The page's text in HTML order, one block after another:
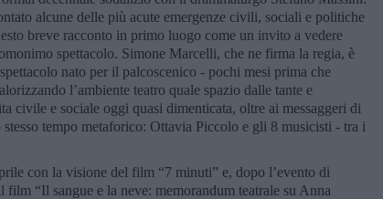
alcune delle più acute emergenze civili, sociali e politiche
breve racconto in primo luogo come un invito a vedere
spettacolo. Simone Marcelli, che ne firma la regia, è
nato per il palcoscenico - pochi mesi prima che
l’ambiente teatro quale spazio dalle tante e
civile e sociale oggi quasi dimenticata, oltre ai messaggeri di
tempo metaforico: Ottavia Piccolo e gli 8 musicisti - tra i
con la visione del film “7 minuti” e, dopo l’evento di
film “Il sangue e la neve: memorandum teatrale su Anna